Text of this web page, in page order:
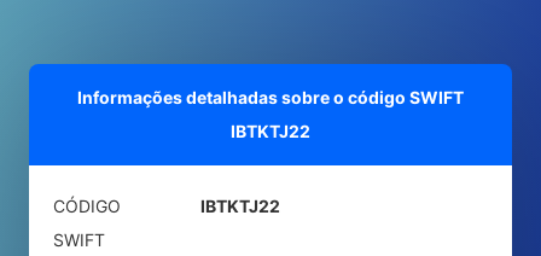
Informações detalhadas sobre o código SWIFT
IBTKTJ22
CÓDIGO
SWIFT
IBTKTJ22